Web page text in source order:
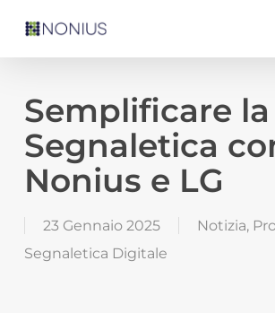
contentSemplificare la
Segnaletica
Nonius e LG
23 Gennaio 2025 Notizia,
Segnaletica Digitale